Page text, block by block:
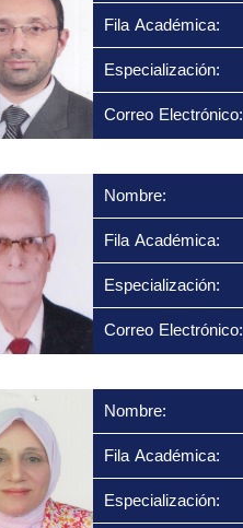
Fila Académica:
Especialización:
Correo Electrónico:
Nombre:
Fila Académica:
Especialización:
Correo Electrónico:
Nombre:
Fila Académica:
Especialización: